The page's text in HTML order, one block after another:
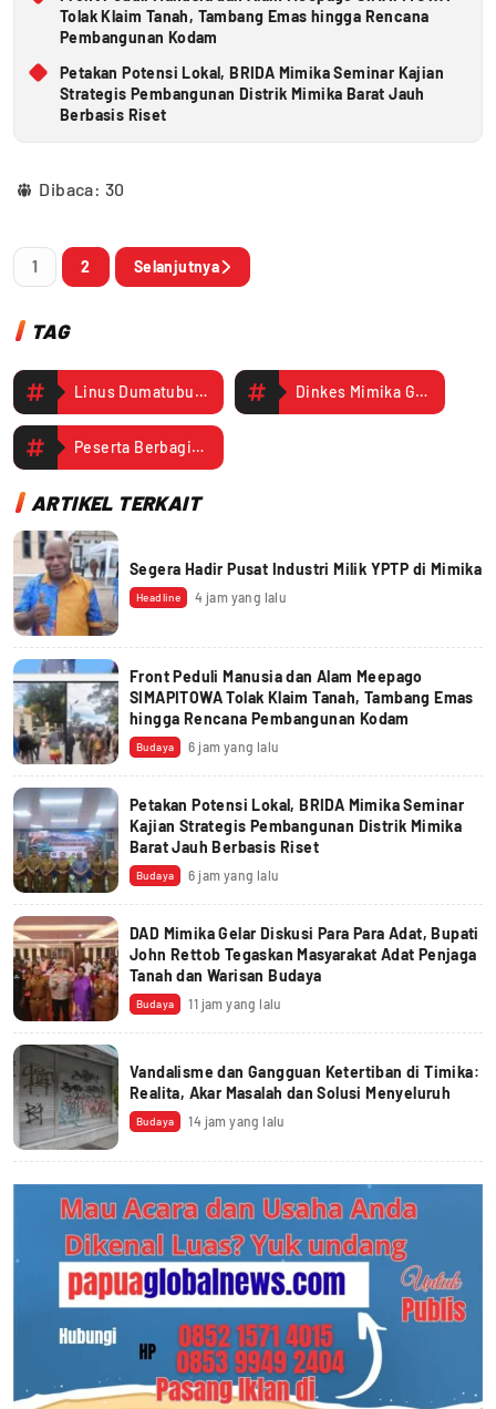
Tolak Klaim Tanah, Tambang Emas hingga Rencana
Pembangunan Kodam
Petakan Potensi Lokal, BRIDA Mimika Seminar Kajian
Strategis Pembangunan Distrik Mimika Barat Jauh
Berbasis Riset
Dibaca: 30
1 2 Selanjutnya
TAG
Linus Dumatubun Kabid P2 Dinkes Mimika Dinkes Mimika Gelar Workshop ODHIV
Peserta Berbagi Pengalaman dan Diajak Patuh Terapi ARV serta Hentikan Stigma
ARTIKEL TERKAIT
Segera Hadir Pusat Industri Milik YPTP di Mimika
Headline 4 jam yang lalu
Front Peduli Manusia dan Alam Meepago
SIMAPITOWA Tolak Klaim Tanah, Tambang Emas
hingga Rencana Pembangunan Kodam
Budaya 6 jam yang lalu
Petakan Potensi Lokal, BRIDA Mimika Seminar
Kajian Strategis Pembangunan Distrik Mimika
Barat Jauh Berbasis Riset
Budaya 6 jam yang lalu
DAD Mimika Gelar Diskusi Para Para Adat, Bupati
John Rettob Tegaskan Masyarakat Adat Penjaga
Tanah dan Warisan Budaya
Budaya 11 jam yang lalu
Vandalisme dan Gangguan Ketertiban di Timika:
Realita, Akar Masalah dan Solusi Menyeluruh
Budaya 14 jam yang lalu